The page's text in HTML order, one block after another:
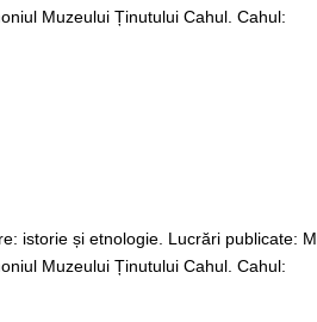
Muzeului Ținutului Cahul. Cahul:
istorie și etnologie. Lucrări publicate: M.
Muzeului Ținutului Cahul. Cahul: